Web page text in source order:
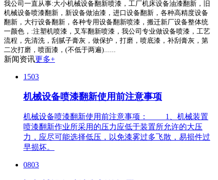
我公司一直从事:大小机械设备翻新喷漆，工厂机床设备油漆翻新，旧
机械设备喷漆翻新，新设备做油漆，进口设备翻新，各种高精度设备
翻新，大行设备翻新，各种专用设备翻新喷漆，搬迁新厂设备整体统
一颜色，:注塑机喷漆，叉车翻新喷漆，我公司专业做设备喷漆，工艺
流程，先清洗，刮腻子膏灰，做保护，打磨，喷底漆，补刮膏灰，第
二次打磨，喷面漆，(不低于两遍)......
新闻资讯更多+
1503
机械设备喷漆翻新使用前注意事项
机械设备喷漆翻新使用前注意事项： 1、机械装置
喷漆翻新作业所采用的压力应低于装置所允许的大压
力，应尽可能选择低压，以免漆雾过多飞散，易损件过
早损坏。
0803